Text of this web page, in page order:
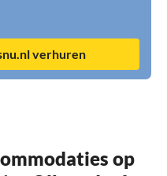
verhuren
op